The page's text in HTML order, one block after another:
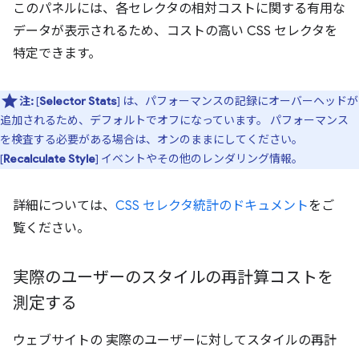
このパネルには、各セレクタの相対コストに関する有用な
データが表示されるため、コストの高い CSS セレクタを
特定できます。
注:[Selector Stats] は、パフォーマンスの記録にオーバーヘッドが
追加されるため、デフォルトでオフになっています。 パフォーマンス
を検査する必要がある場合は、オンのままにしてください。
[Recalculate Style] イベントやその他のレンダリング情報。
詳細については、 CSS セレクタ統計のドキュメントをご
覧ください。
実際のユーザーのスタイルの再計算コストを
測定する
ウェブサイトの 実際のユーザーに対してスタイルの再計